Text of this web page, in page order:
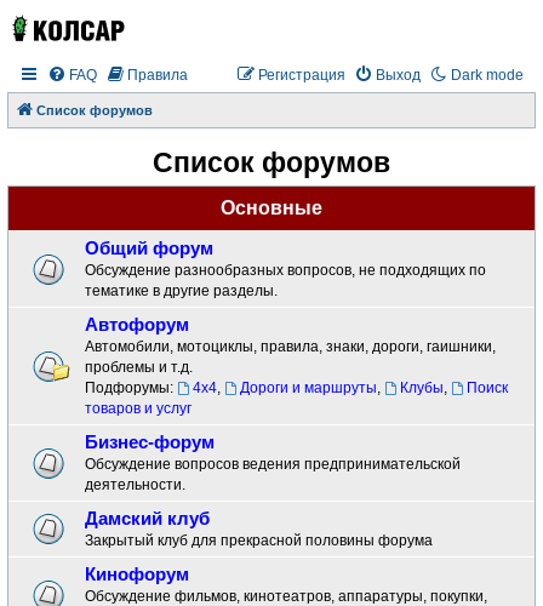
Dark mode
FAQ Правила Выход
Регистрация
Список форумов
Список форумов
Основные
Общий форум
Обсуждение разнообразных вопросов, не подходящих по
тематике в другие разделы.
Автофорум
Автомобили, мотоциклы, правила, знаки, дороги, гаишники,
проблемы и т.д.
Подфорумы:
4x4, Дороги и маршруты, Клубы,
Поиск
товаров и услуг
Бизнес-форум
Обсуждение вопросов ведения предпринимательской
деятельности.
Дамский клуб
Закрытый клуб для прекрасной половины форума
Кинофорум
Обсуждение фильмов, кинотеатров, аппаратуры, покупки,